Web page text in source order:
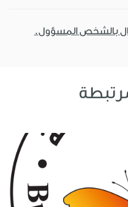
بالشخص المسؤول.